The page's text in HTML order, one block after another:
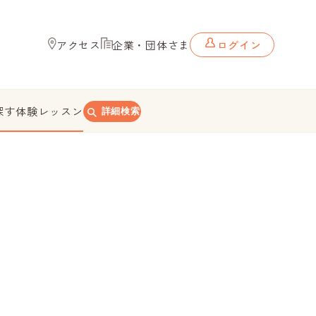
アクセス 企業・団体さま ログイン
す体験レッスン 詳細検索